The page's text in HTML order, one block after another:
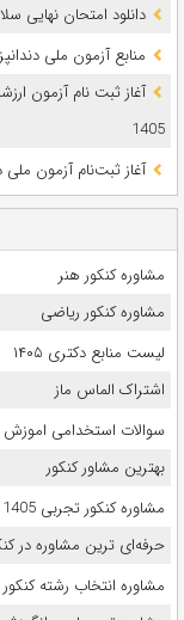
دانلود امتحان نهایی
ﻣﻨﺎﺑﻊ آزﻣﻮن ﻣﻠﯽ دندانپزشکی سال
آغاز ثبت نام آزمون‌
1405
آغاز ثبت‌نام آزمون ملی
مشاوره کنکور هنر
مشاوره کنکور ریاضی
لیست منابع دکتری ۱۴۰۵
اشتراک الماس ماز
سوالات استخدامی
بهترین مشاور کنکور
مشاوره کنکور تجربی 1405
حرفه‌ای ترین مشاوره در
مشاوره انتخاب رشته کنکور